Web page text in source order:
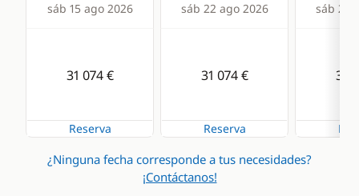
sáb 15 ago 2026 sáb 22 ago 2026 sáb 29
31 074 €
Reserva
31 074 €
Reserva
31
¿Ninguna fecha corresponde a tus necesidades?
¡Contáctanos!